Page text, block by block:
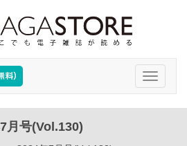
Toggle
月号(Vol.130)